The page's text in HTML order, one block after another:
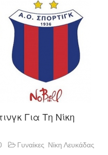
Για Τη Νίκη
Γυναίκες Νίκη Λευκάδας